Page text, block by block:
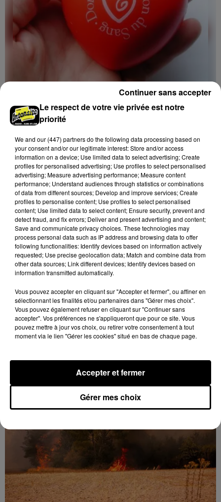
TERMINIERS - DON DU SANG
Mercredi 21 octobre de 15h30 à 19h00 à la salle des
DERNIERES INFOS Voir plus
7h56
Le respect de votre vie privée est notre
priorité
We and our (447) partnersdo the following data processing based on
your consent and/or our legitimate interest: Store and/or access
information on a device; Use limited data to select advertising; Create
profiles for personalised advertising; Use profiles to select personalised
advertising; Measure advertising performance; Measure content
performance; Understand audiences through statistics or combinations
of data from different sources; Develop and improve services; Create
profiles to personalise content; Use profiles to select personalised
content; Use limited data to select content; Ensure security, prevent and
detect fraud, and fix errors; Deliver and present advertising and content;
Save and communicate privacy choices. These technologies may
process personal data such as IP address and browsing data to offer
following functionalities: Identify devices based on information actively
requested; Use precise geolocation data; Match and combine data from
other data sources; Link different devices; Identify devices based on
information transmitted automatically.
Vous pouvez accepter en cliquant sur "Accepter et fermer", ou affiner en
sélectionnant les finalités et/ou partenaires dans "Gérer mes choix".
Vous pouvez également refuser en cliquant sur "Continuer sans
accepter". Vos préférences ne s'appliqueront que pour ce site. Vous
pouvez mettre à jour vos choix, ou retirer votre consentement à tout
moment via le lien "Gérer les cookies" situé en bas de chaque page.
Gérer mes choix
Accepter et fermer
Continuer sans accepter